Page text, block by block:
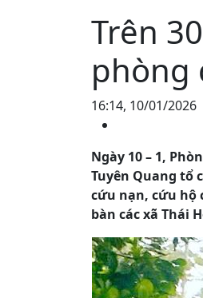
Trên
phòng
16:14, 10/01/2026
Ngày 10 – 1,
Tuyên Quang tổ
cứu nạn, cứu hộ
bàn các xã Thái